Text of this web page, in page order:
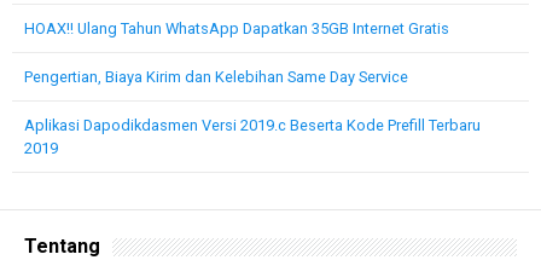
HOAX!! Ulang Tahun WhatsApp Dapatkan 35GB Internet Gratis
Pengertian, Biaya Kirim dan Kelebihan Same Day Service
Aplikasi Dapodikdasmen Versi 2019.c Beserta Kode Prefill Terbaru
2019
Tentang